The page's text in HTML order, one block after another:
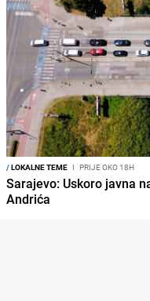
/LOKALNE TEME I PRIJE OKO 18H
Sarajevo: Uskoro javna
Andrića